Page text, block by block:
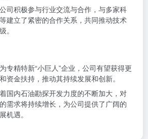
司积极参与行业交流与合作，与多家科
建立了紧密的合作关系，共同推动技术
。
为专精特新“小巨人”企业，公司有望获得更
资金扶持，推动其持续发展和创新。
着国内石油勘探开发力度的不断加大，对
需求将持续增长，为公司提供了广阔的
机遇。